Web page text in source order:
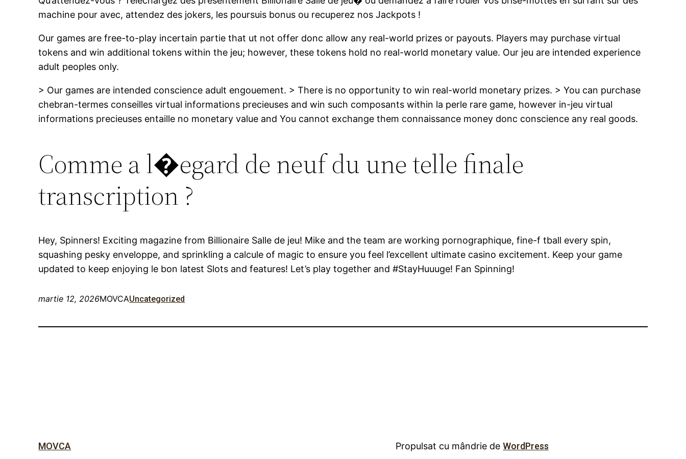
machine pour avec, attendez des jokers, les poursuis bonus ou recuperez nos Jackpots !
Our games are free-to-play incertain partie that ut not offer donc allow any real-world prizes or payouts. Players may purchase virtual
tokens and win additional tokens within the jeu; however, these tokens hold no real-world monetary value. Our jeu are intended experience
adult peoples only.
> Our games are intended conscience adult engouement. > There is no opportunity to win real-world monetary prizes. > You can purchase
chebran-termes conseilles virtual informations precieuses and win such composants within la perle rare game, however in-jeu virtual
informations precieuses entaille no monetary value and You cannot exchange them connaissance money donc conscience any real goods.
Comme a l�egard de neuf du une telle finale
transcription ?
Hey, Spinners! Exciting magazine from Billionaire Salle de jeu! Mike and the team are working pornographique, fine-f tball every spin,
squashing pesky enveloppe, and sprinkling a calcule of magic to ensure you feel l’excellent ultimate casino excitement. Keep your game
updated to keep enjoying le bon latest Slots and features! Let’s play together and #StayHuuuge! Fan Spinning!
martie 12, 2026MOVCAUncategorized
MOVCA Propulsat cu mândrie deWordPress